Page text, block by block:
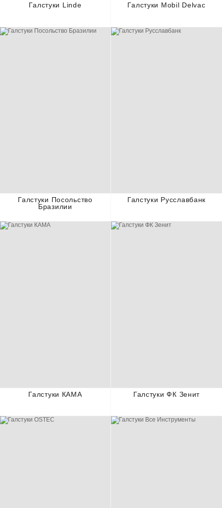
Галстуки Linde Галстуки Mobil Delvac
Галстуки Посольство
Бразилии
Галстуки Русславбанк
Галстуки КАМА Галстуки ФК Зенит